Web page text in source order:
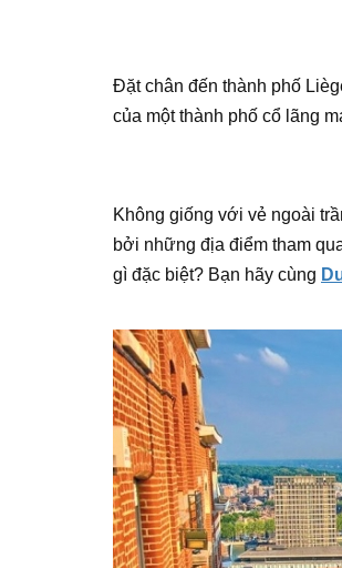
Đặt chân đến thành phố
của một thành phố cổ lãng
Không giống với vẻ ngoài
bởi những địa điểm tham
gì đặc biệt? Bạn hãy cùng